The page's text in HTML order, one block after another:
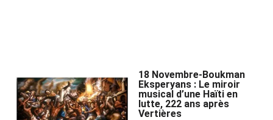
18 Novembre-Boukman
Eksperyans : Le miroir
musical d’une Haïti en
lutte, 222 ans après
Vertières